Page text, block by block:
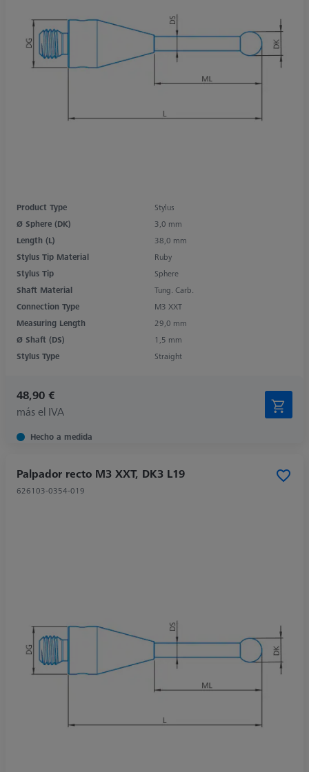
Product Type
Stylus
Ø Sphere (DK)
3,0 mm
Length (L)
38,0 mm
Stylus Tip Material
Ruby
Stylus Tip
Sphere
Shaft Material
Tung. Carb.
Connection Type
M3 XXT
Measuring Length
29,0 mm
Ø Shaft (DS)
1,5 mm
Stylus Type
Straight
48,90 €
más el IVA
Hecho a medida
Palpador recto M3 XXT, DK3 L19
626103-0354-019